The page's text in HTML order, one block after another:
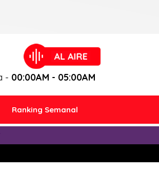
- 00:00AM - 05:00AM
Ranking Semanal